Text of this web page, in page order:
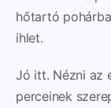
hőtartó
ihlet.
Jó itt. Nézni az
perceinek